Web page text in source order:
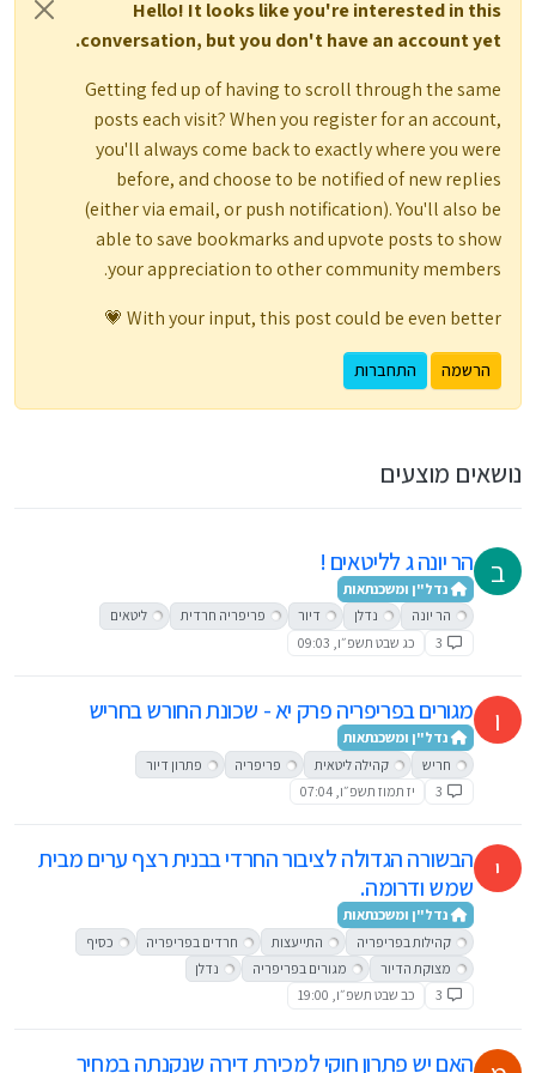
Hello! It looks like you're interested in this
conversation, but you don't have an account yet.
Getting fed up of having to scroll through the same
posts each visit? When you register for an account,
you'll always come back to exactly where you were
before, and choose to be notified of new replies
(either via email, or push notification). You'll also be
able to save bookmarks and upvote posts to show
your appreciation to other community members.
With your input, this post could be even better 💗
הרשמה התחברות
נושאים מוצעים
ב הר יונה ג לליטאים !
נדל"ן ומשכנתאות
הר יונה
נדלן דיור פריפריה חרדית
ליטאים
3
כג שבט תשפ״ו, 09:03
ו מגורים בפריפריה פרק יא - שכונת החורש בחריש
נדל"ן ומשכנתאות
חריש
קהילה ליטאית פריפריה
פתרון דיור
3
יז תמוז תשפ״ו, 07:04
י
הבשורה הגדולה לציבור החרדי בבנית רצף ערים מבית
שמש ודרומה.
נדל"ן ומשכנתאות
קהילות בפריפריה
התייעצות חרדים בפריפריה
כסיף
מצוקת הדיור
מגורים בפריפריה
נדלן
3
כב שבט תשפ״ו, 19:00
האם יש פתרון חוקי למכירת דירה שנקנתה במחיר